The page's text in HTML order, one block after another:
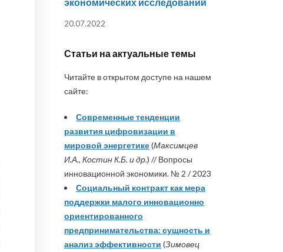
экономических исследований
20.07.2022
Статьи на актуальные темы
Читайте в открытом доступе на нашем
сайте:
Современные тенденции
развития цифровизации в
мировой энергетике(Максимцев
И.А., Костин К.Б. и др.) // Вопросы
инновационной экономики. № 2 / 2023
Социальный контракт как мера
поддержки малого инновационно
ориентированного
предпринимательства: сущность и
анализ эффективности (Зимовец